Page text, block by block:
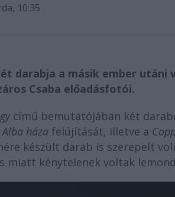
10:35
darabja a másik ember utáni
Csaba előadásfotói.
című bemutatójában két
háza felújítását, illetve a
készült darab is szerepelt
miatt kénytelenek voltak